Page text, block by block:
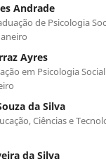
Andrade
de Psicologia
Ayres
em Psicologia
da Silva
Ciências e
da Silva